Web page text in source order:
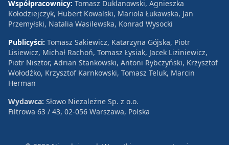
Współpracownicy: Tomasz Duklanowski, Agnieszka
Kołodziejczyk, Hubert Kowalski, Mariola Łukawska, Jan
Przemyłski, Natalia Wasilewska, Konrad Wysocki
Publicyści: Tomasz Sakiewicz, Katarzyna Gójska, Piotr
Lisiewicz, Michał Rachoń, Tomasz Łysiak, Jacek Liziniewicz,
Piotr Nisztor, Adrian Stankowski, Antoni Rybczyński, Krzysztof
Wołodźko, Krzysztof Karnkowski, Tomasz Teluk, Marcin
Herman
Wydawca: Słowo Niezależne Sp. z o.o.
Filtrowa 63 / 43, 02-056 Warszawa, Polska